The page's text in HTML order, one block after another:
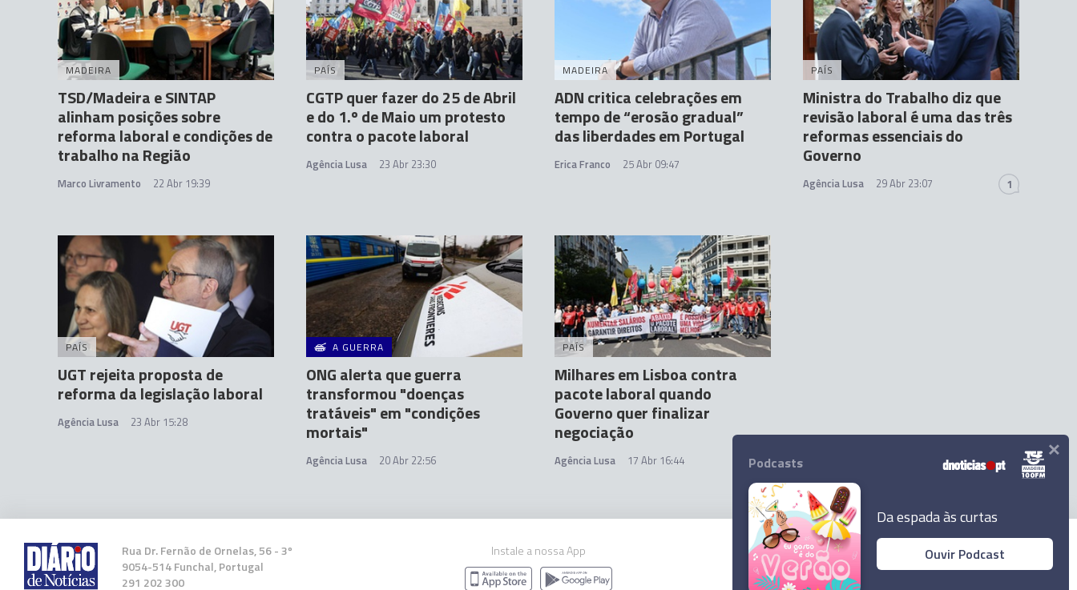
MADEIRA
TSD/Madeira e SINTAP
alinham posições sobre
reforma laboral e condições de
trabalho na Região
Marco Livramento 22 Abr 19:39
PAÍS
CGTP quer fazer do 25 de Abril
e do 1.º de Maio um protesto
contra o pacote laboral
Agência Lusa 23 Abr 23:30
MADEIRA
ADN critica celebrações em
tempo de “erosão gradual”
das liberdades em Portugal
Erica Franco 25 Abr 09:47
PAÍS
Ministra do Trabalho diz que
revisão laboral é uma das três
reformas essenciais do
Governo
Agência Lusa 29 Abr 23:07 1
PAÍS
UGT rejeita proposta de
reforma da legislação laboral
Agência Lusa 23 Abr 15:28
A GUERRA
ONG alerta que guerra
transformou "doenças
tratáveis" em "condições
mortais"
Agência Lusa 20 Abr 22:56
PAÍS
Milhares em Lisboa contra
pacote laboral quando
Governo quer finalizar
negociação
Agência Lusa 17 Abr 16:44
Rua Dr. Fernão de Ornelas, 56 - 3º
9054-514 Funchal, Portugal
291 202 300
Instale a nossa App
© 2026 Empresa Diário de Notícias, Lda.
Podcasts
Da espada às curtas
Ouvir Podcast
×